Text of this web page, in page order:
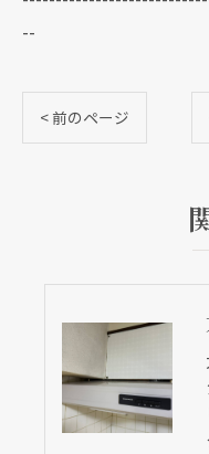
--
< 前のページ